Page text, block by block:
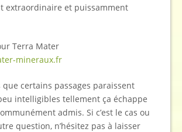
extraordinaire et puissamment
Terra Mater
mineraux.fr
que certains passages paraissent
intelligibles tellement ça échappe
admis. Si c’est le cas ou
question, n’hésitez pas à laisser